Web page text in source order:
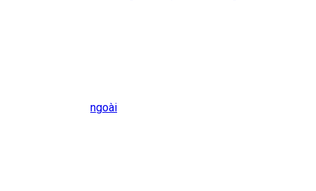
ngoài